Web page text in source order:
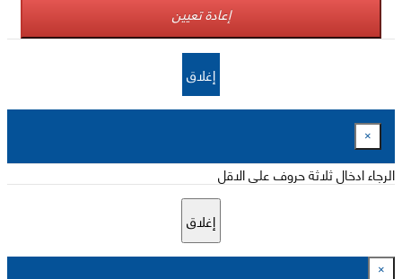
إعادة تعيين
إغلاق
×
الرجاء ادخال ثلاثة حروف على الاقل
إغلاق
×